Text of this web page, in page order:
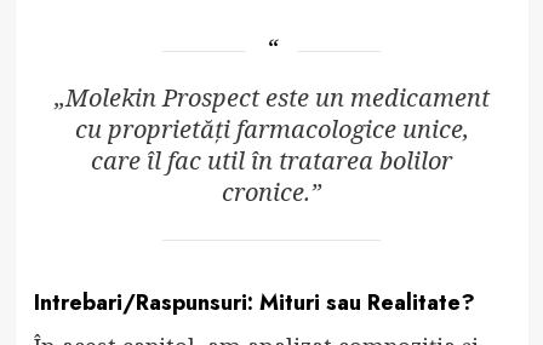
„Molekin Prospect este un medicament
cu proprietăți farmacologice unice,
care îl fac util în tratarea bolilor
cronice.”
Intrebari/Raspunsuri: Mituri sau Realitate?